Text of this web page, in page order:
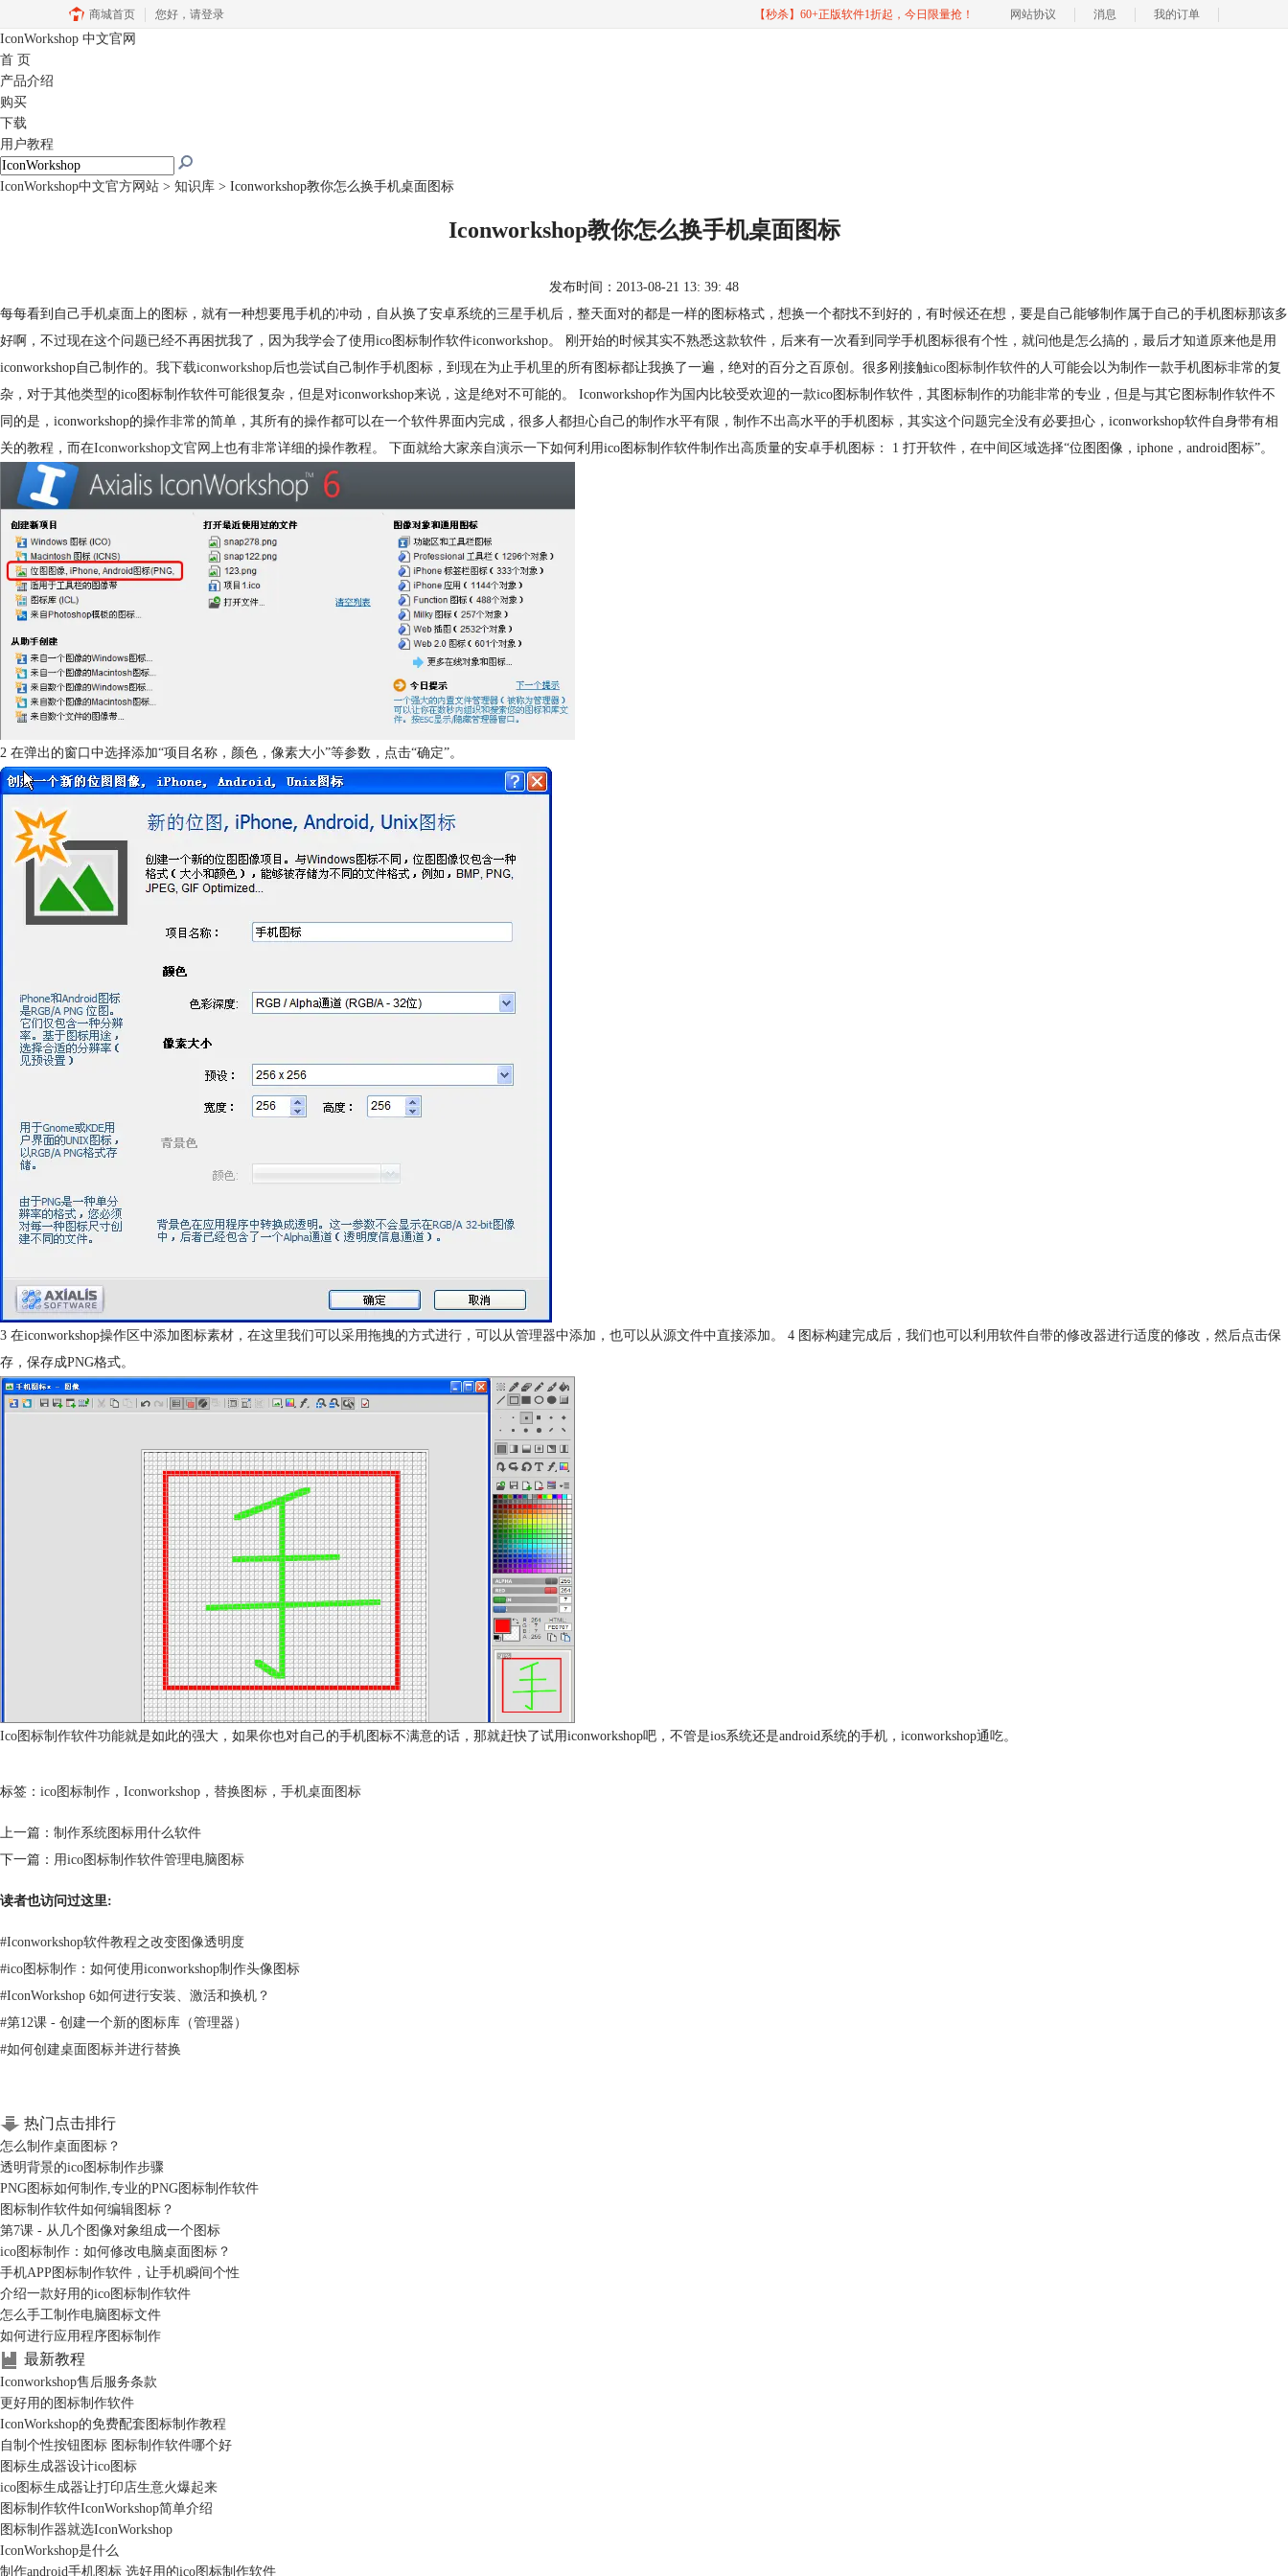
商城首页 您好， 请登录 【秒杀】60+正版软件1折起，今日限量抢！ 网站协议 消息 我的订单
IconWorkshop 中文官网
首 页
产品介绍
购买
下载
用户教程
IconWorkshop中文官方网站 > 知识库 > Iconworkshop教你怎么换手机桌面图标
Iconworkshop教你怎么换手机桌面图标
发布时间：2013-08-21 13: 39: 48
每每看到自己手机桌面上的图标，就有一种想要甩手机的冲动，自从换了安卓系统的三星手机后，整天面对的都是一样的图标格式，想换一个都找不到好的，有时候还在想，要是自己能够制作属于自己的手机图标那该多
好啊，不过现在这个问题已经不再困扰我了，因为我学会了使用ico图标制作软件iconworkshop。 刚开始的时候其实不熟悉这款软件，后来有一次看到同学手机图标很有个性，就问他是怎么搞的，最后才知道原来他是用
iconworkshop自己制作的。我下载iconworkshop后也尝试自己制作手机图标，到现在为止手机里的所有图标都让我换了一遍，绝对的百分之百原创。很多刚接触ico图标制作软件的人可能会以为制作一款手机图标非常的复
杂，对于其他类型的ico图标制作软件可能很复杂，但是对iconworkshop来说，这是绝对不可能的。 Iconworkshop作为国内比较受欢迎的一款ico图标制作软件，其图标制作的功能非常的专业，但是与其它图标制作软件不
同的是，iconworkshop的操作非常的简单，其所有的操作都可以在一个软件界面内完成，很多人都担心自己的制作水平有限，制作不出高水平的手机图标，其实这个问题完全没有必要担心，iconworkshop软件自身带有相
关的教程，而在Iconworkshop文官网 上也有非常详细的操作教程。 下面就给大家亲自演示一下如何利用ico图标制作软件制作出高质量的安卓手机图标： 1 打开软件，在中间区域选择“位图图像，iphone，android图标”。
2 在弹出的窗口中选择添加“项目名称，颜色，像素大小”等参数，点击“确定”。
3 在iconworkshop操作区中添加图标素材，在这里我们可以采用拖拽的方式进行，可以从管理器中添加，也可以从源文件中直接添加。 4 图标构建完成后，我们也可以利用软件自带的修改器进行适度的修改，然后点击保
存，保存成PNG格式。
Ico图标制作软件功能就是如此的强大，如果你也对自己的手机图标不满意的话，那就赶快了试用iconworkshop吧，不管是ios系统还是android系统的手机，iconworkshop通吃。
标签： ico图标制作 ， Iconworkshop ， 替换图标 ， 手机桌面图标
上一篇： 制作系统图标用什么软件
下一篇： 用ico图标制作软件管理电脑图标
读者也访问过这里:
#Iconworkshop软件教程之改变图像透明度
#ico图标制作：如何使用iconworkshop制作头像图标
#IconWorkshop 6如何进行安装、激活和换机？
#第12课 - 创建一个新的图标库（管理器）
#如何创建桌面图标并进行替换
热门点击排行
怎么制作桌面图标？
透明背景的ico图标制作步骤
PNG图标如何制作,专业的PNG图标制作软件
图标制作软件如何编辑图标？
第7课 - 从几个图像对象组成一个图标
ico图标制作：如何修改电脑桌面图标？
手机APP图标制作软件，让手机瞬间个性
介绍一款好用的ico图标制作软件
怎么手工制作电脑图标文件
如何进行应用程序图标制作
最新教程
Iconworkshop售后服务条款
更好用的图标制作软件
IconWorkshop的免费配套图标制作教程
自制个性按钮图标 图标制作软件哪个好
图标生成器设计ico图标
ico图标生成器让打印店生意火爆起来
图标制作软件IconWorkshop简单介绍
图标制作器就选IconWorkshop
IconWorkshop是什么
制作android手机图标 选好用的ico图标制作软件